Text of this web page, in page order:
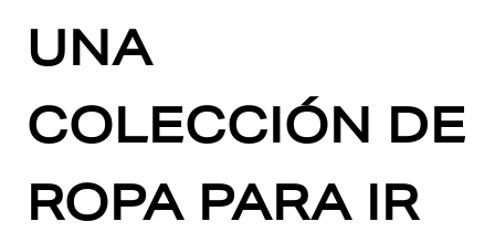
UNA
COLECCIÓN DE
ROPA PARA IR